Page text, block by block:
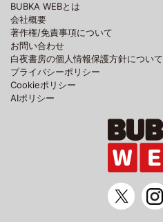
BUBKA WEBとは
会社概要
著作権/免責事項について
お問い合わせ
白夜書房の個人情報保護方針について
プライバシーポリシー
Cookieポリシー
AIポリシー